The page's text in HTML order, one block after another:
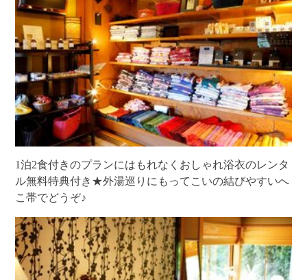
1泊2食付きのプランにはもれなくおしゃれ浴衣のレンタ
ル無料特典付き★外湯巡りにもってこいの結びやすいへ
こ帯でどうぞ♪